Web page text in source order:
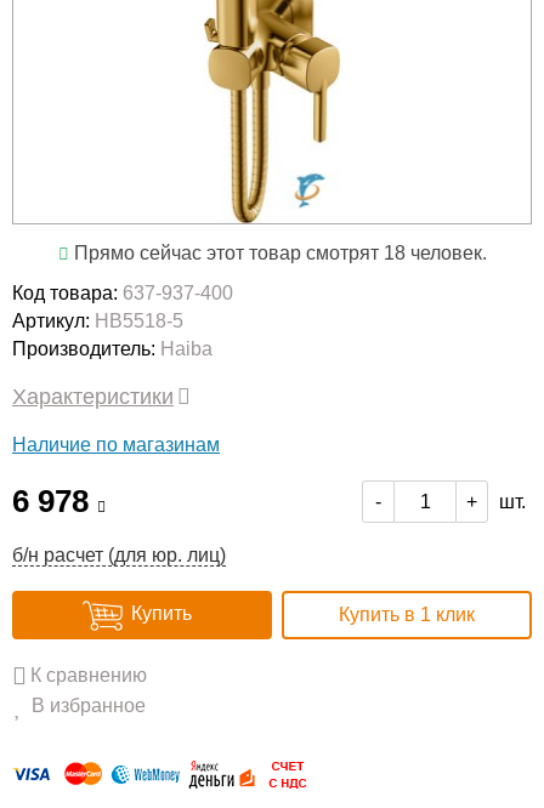
Прямо сейчас этот товар смотрят 18 человек.
Код товара: 637-937-400
Артикул: HB5518-5
Производитель: Haiba
Характеристики
Наличие по магазинам
6 978 - + шт.
б/н расчет (для юр. лиц)
Купить Купить в 1 клик
К сравнению
В избранное